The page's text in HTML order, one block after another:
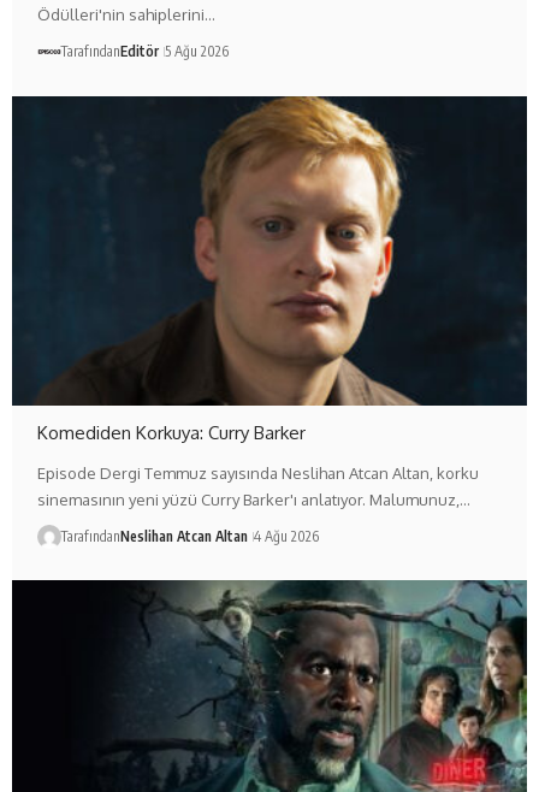
Ödülleri'nin sahiplerini…
TarafındanEditör 5 Ağu 2026
Komediden Korkuya: Curry Barker
Episode Dergi Temmuz sayısında Neslihan Atcan Altan, korku
sinemasının yeni yüzü Curry Barker'ı anlatıyor. Malumunuz,…
TarafındanNeslihan Atcan Altan 4 Ağu 2026